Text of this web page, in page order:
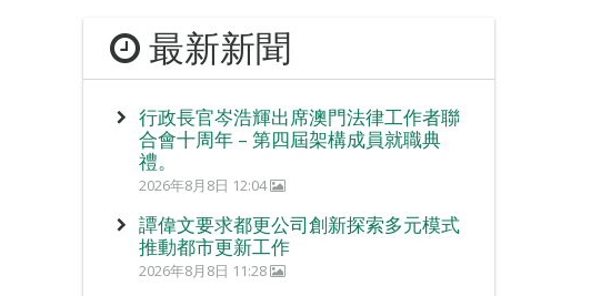
最新新聞
行政長官岑浩輝出席澳門法律工作者聯
合會十周年 – 第四屆架構成員就職典
禮。
2026年8月8日 12:04
譚偉文要求都更公司創新探索多元模式
推動都市更新工作
2026年8月8日 11:28